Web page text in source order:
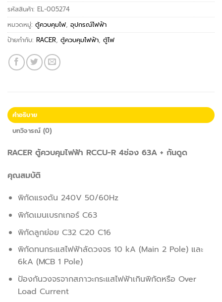
รหัสสินค้า: EL-005274
หมวดหมู่: ตู้ควบคุมไฟ, อุปกรณ์ไฟฟ้า
ป้ายกำกับ: RACER, ตู้ควบคุมไฟฟ้า, ตู้ไฟ
คำอธิบาย
บทวิจารณ์ (0)
RACER ตู้ควบคุมไฟฟ้า RCCU-R 4ช่อง 63A + กันดูด
คุณสมบัติ
พิกัดแรงดัน 240V 50/60Hz
พิกัดเมนเบรกเกอร์ C63
พิกัดลูกย่อย C32 C20 C16
พิกัดทนกระแสไฟฟ้าลัดวงจร 10 kA (Main 2 Pole) และ
6kA (MCB 1 Pole)
ป้องกันวงจรจากสภาวะกระแสไฟฟ้าเกินพิกัดหรือ Over
Load Current